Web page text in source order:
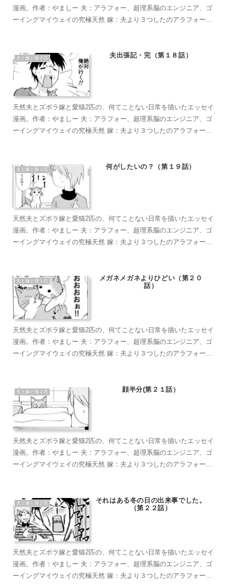
漫画。作者：やましー 夫：アラフォー、超理系脳のエンジニア、ゴ
ーイングマイウェイの究極天然 嫁：夫より３つしたのアラフォー、
えん坊のもふもふ こぶ茶：抱っこが大好きラグドール。遊びへの欲
求がすごい。やりたい放題のバ…やんちゃ坊主
夫と嫁と猫２匹 夫出張記・完（第１８話）
天然夫とズボラ嫁と愛猫2匹の、何てことない日常を描いたエッセイ
漫画。作者：やましー 夫：アラフォー、超理系脳のエンジニア、ゴ
ーイングマイウェイの究極天然 嫁：夫より３つしたのアラフォー、
えん坊のもふもふ こぶ茶：抱っこが大好きラグドール。遊びへの欲
求がすごい。やりたい放題のバ…やんちゃ坊主
夫と嫁と猫２匹 何がしたいの？（第１９話）
天然夫とズボラ嫁と愛猫2匹の、何てことない日常を描いたエッセイ
漫画。作者：やましー 夫：アラフォー、超理系脳のエンジニア、ゴ
ーイングマイウェイの究極天然 嫁：夫より３つしたのアラフォー、
えん坊のもふもふ こぶ茶：抱っこが大好きラグドール。遊びへの欲
求がすごい。やりたい放題のバ…やんちゃ坊主
夫と嫁と猫２匹
メガネメガネよりひどい（第２０
話）
天然夫とズボラ嫁と愛猫2匹の、何てことない日常を描いたエッセイ
漫画。作者：やましー 夫：アラフォー、超理系脳のエンジニア、ゴ
ーイングマイウェイの究極天然 嫁：夫より３つしたのアラフォー、
えん坊のもふもふ こぶ茶：抱っこが大好きラグドール。遊びへの欲
求がすごい。やりたい放題のバ…やんちゃ坊主
夫と嫁と猫２匹 顔半分(第２１話）
天然夫とズボラ嫁と愛猫2匹の、何てことない日常を描いたエッセイ
漫画。作者：やましー 夫：アラフォー、超理系脳のエンジニア、ゴ
ーイングマイウェイの究極天然 嫁：夫より３つしたのアラフォー、
えん坊のもふもふ こぶ茶：抱っこが大好きラグドール。遊びへの欲
求がすごい。やりたい放題のバ…やんちゃ坊主
夫と嫁と猫２匹
それはある冬の日の出来事でした。
（第２２話）
天然夫とズボラ嫁と愛猫2匹の、何てことない日常を描いたエッセイ
漫画。作者：やましー 夫：アラフォー、超理系脳のエンジニア、ゴ
ーイングマイウェイの究極天然 嫁：夫より３つしたのアラフォー、